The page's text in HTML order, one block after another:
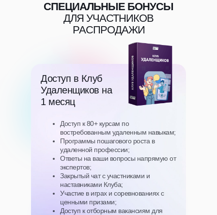
Доступ в Клуб
Удаленщиков на
1 месяц
Доступ к 80+ курсам по
востребованным удаленным навыкам;
Программы пошагового роста в
удаленной профессии;
Ответы на ваши вопросы напрямую от
экспертов;
Закрытый чат с участниками и
наставниками Клуба;
Участие в играх и соревнованиях с
ценными призами;
Доступ к отборным вакансиям для
СПЕЦИАЛЬНЫЕ БОНУСЫ
ДЛЯ УЧАСТНИКОВ
РАСПРОДАЖИ